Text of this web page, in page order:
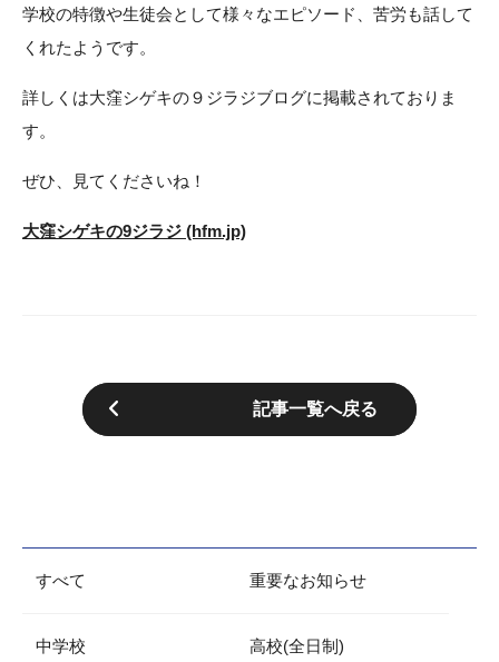
学校の特徴や生徒会として様々なエピソード、苦労も話して
くれたようです。
詳しくは大窪シゲキの９ジラジブログに掲載されておりま
す。
ぜひ、見てくださいね！
大窪シゲキの9ジラジ (hfm.jp)
記事一覧へ戻る
すべて 重要なお知らせ
中学校 高校(全日制)